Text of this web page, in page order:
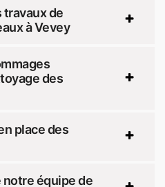
travaux de
à Vevey
des
place des
équipe de